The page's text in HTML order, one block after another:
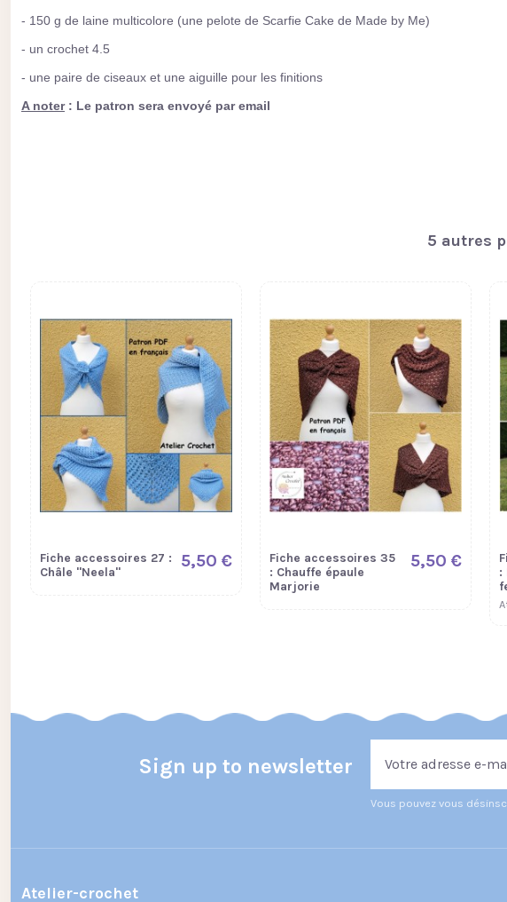
- 150 g de laine multicolore (une pelote de Scarfie Cake de Made by Me)
- un crochet 4.5
- une paire de ciseaux et une aiguille pour les finitions
A noter: Le patron sera envoyé par email
5 autres
Fiche accessoires 27 :
Châle "Neela"
5,50 €
Fiche accessoires 35
: Chauffe épaule
Marjorie
5,50 €
:
Sign up to newsletter
Vous pouvez vous
Atelier-crochet